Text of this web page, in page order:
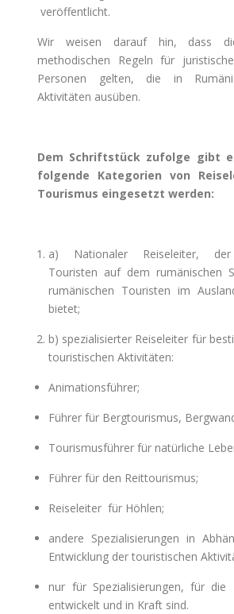
veröffentlicht.
Wir weisen darauf hin, dass
methodischen Regeln für
Personen gelten, die in
Aktivitäten ausüben.
Dem Schriftstück zufolge gibt
folgende Kategorien von
Tourismus eingesetzt werden:
a) Nationaler Reiseleiter, der
Touristen auf dem rumänischen
rumänischen Touristen im
bietet;
b) spezialisierter Reiseleiter für
touristischen Aktivitäten:
Animationsführer;
Führer für Bergtourismus,
Tourismusführer für natürliche
Führer für den Reittourismus;
Reiseleiter für Höhlen;
andere Spezialisierungen in
Entwicklung der touristischen
nur für Spezialisierungen, für die
entwickelt und in Kraft sind.